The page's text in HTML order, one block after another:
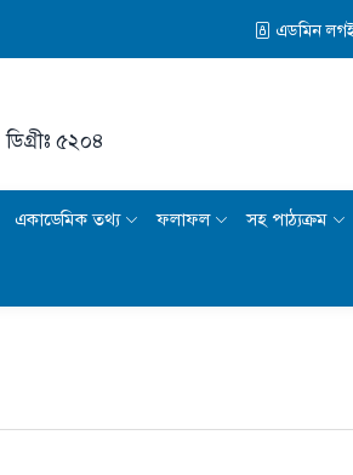
এডমিন
ডিগ্রীঃ ৫২০৪
একাডেমিক তথ্য ফলাফল সহ পাঠ্যক্রম